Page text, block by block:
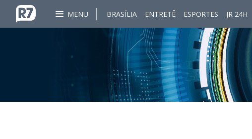
MENU BRASÍLIA ENTRETÊ ESPORTES JR 24H